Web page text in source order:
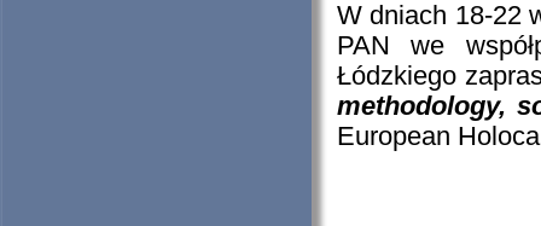
W dniach 18-22
PAN we
Łódzkiego
methodology,
European